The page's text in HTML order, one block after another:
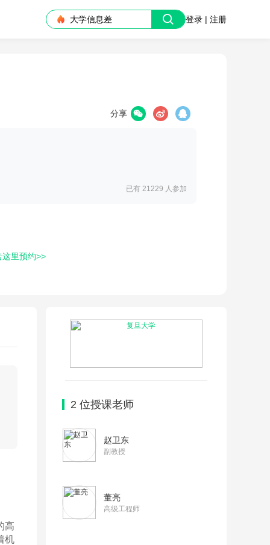
大学信息差 登录 | 注册
分享
已有 21229 人参加
这里预约>>
高
机
2 位授课老师
赵卫东
副教授
董亮
高级工程师